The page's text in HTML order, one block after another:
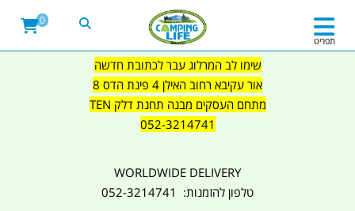
שימו לב המרלוג עבר לכתובת חדשה
אור עקיבא רחוב האילן 4 פינת הדס 8
מתחם העסקים מבנה תחנת דלק TEN
052-3214741
WORLDWIDE DELIVERY
טלפון להזמנות: 052-3214741
תפריט
0